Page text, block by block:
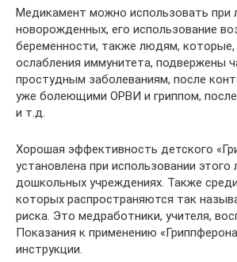
Медикамент можно использовать при
новорожденных, его использование
беременности, также людям, которые,
ослабления иммунитета, подвержены
простудным заболеваниям, после
уже болеющими ОРВИ и гриппом,
и т.д.
Хорошая эффективность детского
установлена при использовании этого
дошкольных учреждениях. Также
которых распространяются так
риска. Это медработники, учителя,
Показания к применению
инструкции.